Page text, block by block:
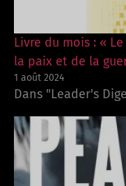
Livre du mois : «
la paix et de la
1 août 2024
Dans "Leader's